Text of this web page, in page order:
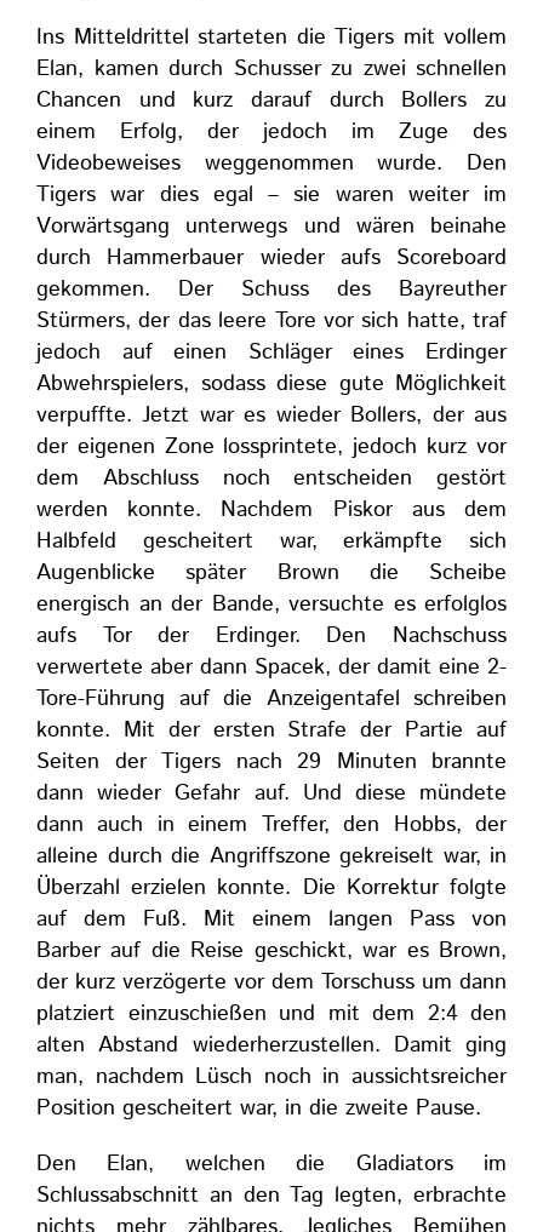
Ins Mitteldrittel starteten die Tigers mit vollem
Elan, kamen durch Schusser zu zwei schnellen
Chancen und kurz darauf durch Bollers zu
einem Erfolg, der jedoch im Zuge des
Videobeweises weggenommen wurde. Den
Tigers war dies egal – sie waren weiter im
Vorwärtsgang unterwegs und wären beinahe
durch Hammerbauer wieder aufs Scoreboard
gekommen. Der Schuss des Bayreuther
Stürmers, der das leere Tore vor sich hatte, traf
jedoch auf einen Schläger eines Erdinger
Abwehrspielers, sodass diese gute Möglichkeit
verpuffte. Jetzt war es wieder Bollers, der aus
der eigenen Zone lossprintete, jedoch kurz vor
dem Abschluss noch entscheiden gestört
werden konnte. Nachdem Piskor aus dem
Halbfeld gescheitert war, erkämpfte sich
Augenblicke später Brown die Scheibe
energisch an der Bande, versuchte es erfolglos
aufs Tor der Erdinger. Den Nachschuss
verwertete aber dann Spacek, der damit eine 2-
Tore-Führung auf die Anzeigentafel schreiben
konnte. Mit der ersten Strafe der Partie auf
Seiten der Tigers nach 29 Minuten brannte
dann wieder Gefahr auf. Und diese mündete
dann auch in einem Treffer, den Hobbs, der
alleine durch die Angriffszone gekreiselt war, in
Überzahl erzielen konnte. Die Korrektur folgte
auf dem Fuß. Mit einem langen Pass von
Barber auf die Reise geschickt, war es Brown,
der kurz verzögerte vor dem Torschuss um dann
platziert einzuschießen und mit dem 2:4 den
alten Abstand wiederherzustellen. Damit ging
man, nachdem Lüsch noch in aussichtsreicher
Position gescheitert war, in die zweite Pause.
Den Elan, welchen die Gladiators im
Schlussabschnitt an den Tag legten, erbrachte